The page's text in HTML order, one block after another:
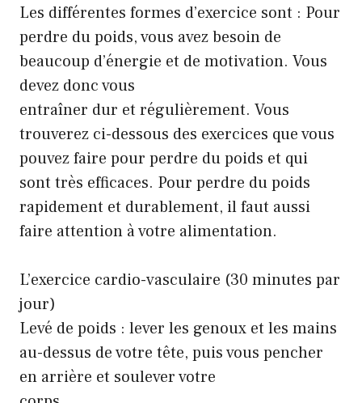
Les différentes formes d’exercice sont : Pour
perdre du poids, vous avez besoin de
beaucoup d’énergie et de motivation. Vous
devez donc vous
entraîner dur et régulièrement. Vous
trouverez ci-dessous des exercices que vous
pouvez faire pour perdre du poids et qui
sont très efficaces. Pour perdre du poids
rapidement et durablement, il faut aussi
faire attention à votre alimentation.
L’exercice cardio-vasculaire (30 minutes par
jour)
Levé de poids : lever les genoux et les mains
au-dessus de votre tête, puis vous pencher
en arrière et soulever votre